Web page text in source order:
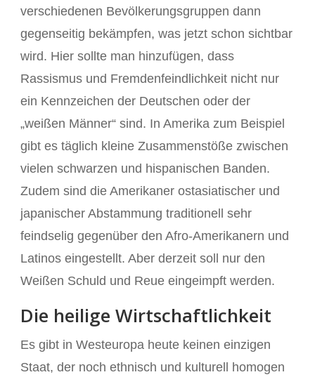
verschiedenen Bevölkerungsgruppen dann
gegenseitig bekämpfen, was jetzt schon sichtbar
wird. Hier sollte man hinzufügen, dass
Rassismus und Fremdenfeindlichkeit nicht nur
ein Kennzeichen der Deutschen oder der
„weißen Männer“ sind. In Amerika zum Beispiel
gibt es täglich kleine Zusammenstöße zwischen
vielen schwarzen und hispanischen Banden.
Zudem sind die Amerikaner ostasiatischer und
japanischer Abstammung traditionell sehr
feindselig gegenüber den Afro-Amerikanern und
Latinos eingestellt. Aber derzeit soll nur den
Weißen Schuld und Reue eingeimpft werden.
Die heilige Wirtschaftlichkeit
Es gibt in Westeuropa heute keinen einzigen
Staat, der noch ethnisch und kulturell homogen